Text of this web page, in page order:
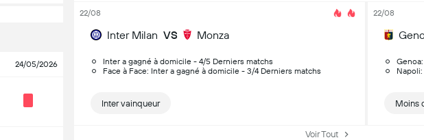
24/05/2026
22/08
Inter Milan VS Monza
Inter a gagné à domicile - 4/5 Derniers matchs
Face à Face: Inter a gagné à domicile - 3/4 Derniers matchs
Inter vainqueur
22/08
Moins
Voir Tout